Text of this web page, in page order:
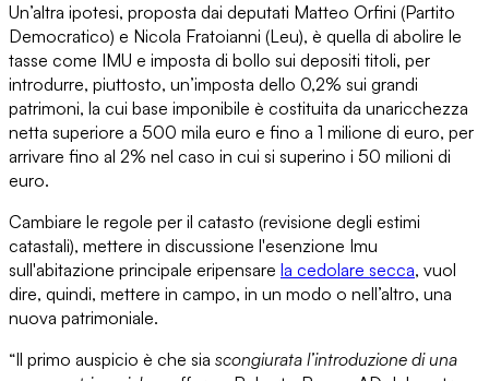
Un’altra ipotesi, proposta dai deputati Matteo Orfini (Partito
Democratico) e Nicola Fratoianni (Leu), è quella di abolire le
tasse come IMU e imposta di bollo sui depositi titoli, per
introdurre, piuttosto, un’imposta dello 0,2% sui grandi
patrimoni, la cui base imponibile è costituita da unaricchezza
netta superiore a 500 mila euro e fino a 1 milione di euro, per
arrivare fino al 2% nel caso in cui si superino i 50 milioni di
euro.
Cambiare le regole per il catasto (revisione degli estimi
catastali), mettere in discussione l'esenzione Imu
sull'abitazione principale eripensare la cedolare secca, vuol
dire, quindi, mettere in campo, in un modo o nell’altro, una
nuova patrimoniale.
“Il primo auspicio è che sia scongiurata l’introduzione di una